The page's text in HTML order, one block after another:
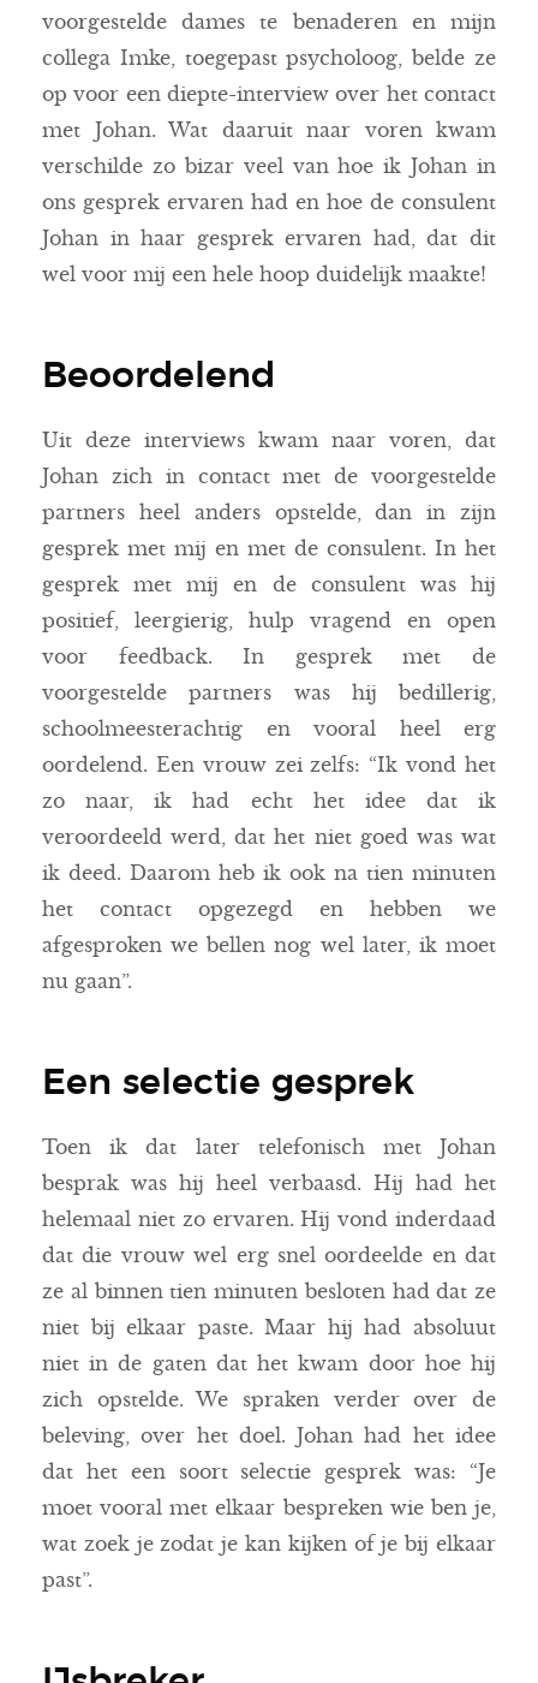
voorgestelde dames te benaderen en mijn
collega Imke, toegepast psycholoog, belde ze
op voor een diepte-interview over het contact
met Johan. Wat daaruit naar voren kwam
verschilde zo bizar veel van hoe ik Johan in
ons gesprek ervaren had en hoe de consulent
Johan in haar gesprek ervaren had, dat dit
wel voor mij een hele hoop duidelijk maakte!
Beoordelend
Uit deze interviews kwam naar voren, dat
Johan zich in contact met de voorgestelde
partners heel anders opstelde, dan in zijn
gesprek met mij en met de consulent. In het
gesprek met mij en de consulent was hij
positief, leergierig, hulp vragend en open
voor feedback. In gesprek met de
voorgestelde partners was hij bedillerig,
schoolmeesterachtig en vooral heel erg
oordelend. Een vrouw zei zelfs: “Ik vond het
zo naar, ik had echt het idee dat ik
veroordeeld werd, dat het niet goed was wat
ik deed. Daarom heb ik ook na tien minuten
het contact opgezegd en hebben we
afgesproken we bellen nog wel later, ik moet
nu gaan”.
Een selectie gesprek
Toen ik dat later telefonisch met Johan
besprak was hij heel verbaasd. Hij had het
helemaal niet zo ervaren. Hij vond inderdaad
dat die vrouw wel erg snel oordeelde en dat
ze al binnen tien minuten besloten had dat ze
niet bij elkaar paste. Maar hij had absoluut
niet in de gaten dat het kwam door hoe hij
zich opstelde. We spraken verder over de
beleving, over het doel. Johan had het idee
dat het een soort selectie gesprek was: “Je
moet vooral met elkaar bespreken wie ben je,
wat zoek je zodat je kan kijken of je bij elkaar
past”.